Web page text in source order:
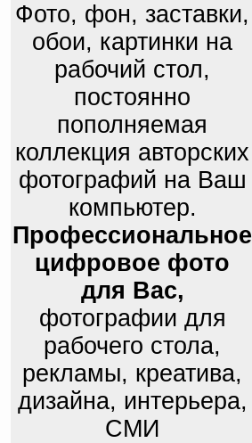
Фото, фон, заставки,
обои, картинки на
рабочий стол,
постоянно
пополняемая
коллекция авторских
фотографий на Ваш
компьютер.
Профессиональное
цифровое фото
для Вас,
фотографии для
рабочего стола,
рекламы, креатива,
дизайна, интерьера,
СМИ